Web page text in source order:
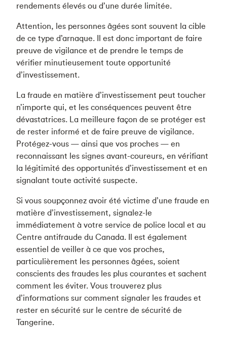
rendements élevés ou d’une durée limitée.
Attention, les personnes âgées sont souvent la cible
de ce type d’arnaque. Il est donc important de faire
preuve de vigilance et de prendre le temps de
vérifier minutieusement toute opportunité
d’investissement.
La fraude en matière d’investissement peut toucher
n’importe qui, et les conséquences peuvent être
dévastatrices. La meilleure façon de se protéger est
de rester informé et de faire preuve de vigilance.
Protégez-vous — ainsi que vos proches — en
reconnaissant les signes avant-coureurs, en vérifiant
la légitimité des opportunités d’investissement et en
signalant toute activité suspecte.
Si vous soupçonnez avoir été victime d’une fraude en
matière d’investissement, signalez-le
immédiatement à votre service de police local et au
Centre antifraude du Canada. Il est également
essentiel de veiller à ce que vos proches,
particulièrement les personnes âgées, soient
conscients des fraudes les plus courantes et sachent
comment les éviter. Vous trouverez plus
d’informations sur comment signaler les fraudes et
rester en sécurité sur le centre de sécurité de
Tangerine.